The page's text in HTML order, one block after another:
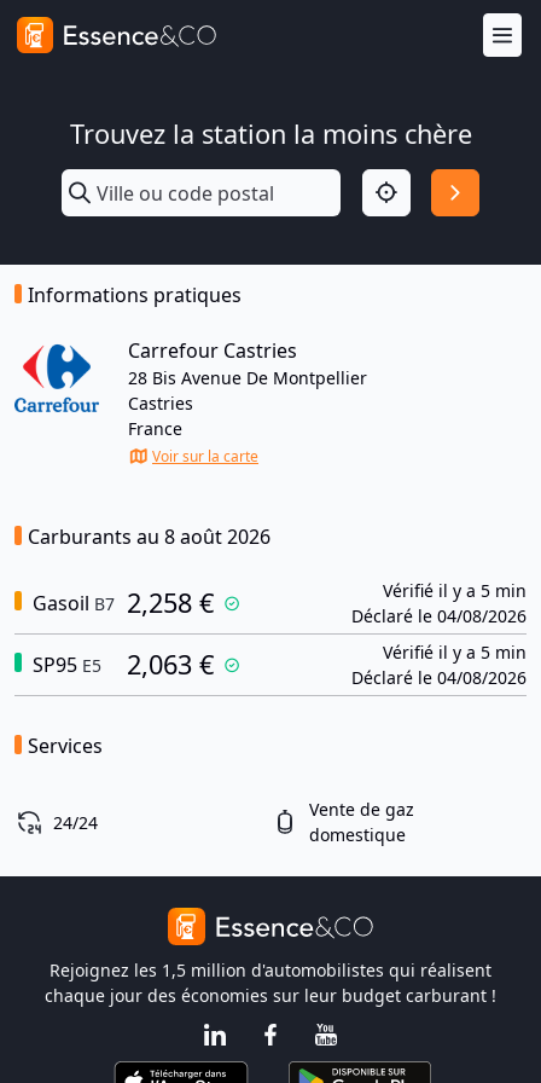
Trouvez la station la moins chère
Informations pratiques
Carrefour Castries
28 Bis Avenue De Montpellier
Castries
France
Voir sur la carte
Carburants au 8 août 2026
Gasoil B7 2,258 €
Vérifié il y a 5 min
Déclaré le 04/08/2026
SP95 E5 2,063 €
Vérifié il y a 5 min
Déclaré le 04/08/2026
Services
24/24
Vente de gaz
domestique
Rejoignez les 1,5 million d'automobilistes qui réalisent
chaque jour des économies sur leur budget carburant !